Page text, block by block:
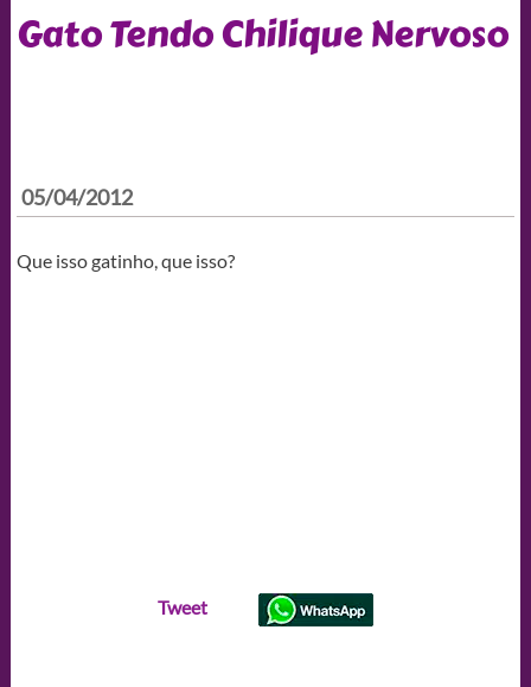
Gato Tendo Chilique Nervoso
05/04/2012
Que isso gatinho, que isso?
Tweet